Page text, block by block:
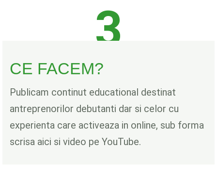
3
CE FACEM?
Publicam continut educational destinat
antreprenorilor debutanti dar si celor cu
experienta care activeaza in online, sub forma
scrisa aici si video pe YouTube.